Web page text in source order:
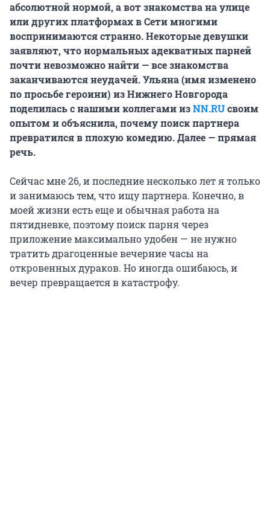
абсолютной нормой, а вот знакомства на улице
или других платформах в Сети многими
воспринимаются странно. Некоторые девушки
заявляют, что нормальных адекватных парней
почти невозможно найти — все знакомства
заканчиваются неудачей. Ульяна (имя изменено
по просьбе героини) из Нижнего Новгорода
поделилась с нашими коллегами изNN.RUсвоим
опытом и объяснила, почему поиск партнера
превратился в плохую комедию. Далее — прямая
речь.
Сейчас мне 26, и последние несколько лет я только
и занимаюсь тем, что ищу партнера. Конечно, в
моей жизни есть еще и обычная работа на
пятидневке, поэтому поиск парня через
приложение максимально удобен — не нужно
тратить драгоценные вечерние часы на
откровенных дураков. Но иногда ошибаюсь, и
вечер превращается в катастрофу.